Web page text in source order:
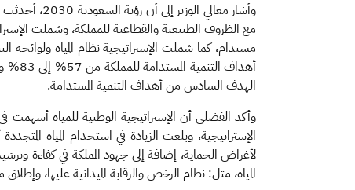
وأشار معالي
مع الظروف الطبيعية والقطاعية للمملكة، وشملت
مستدام، كما شملت الإستراتيجية نظام المياه ولوائحه
الهدف السادس من أهداف التنمية المستدامة.
الإستراتيجية، وبلغت الزيادة في استخدام المياه
لأغراض الحماية، إضافة إلى جهود المملكة في كفاءة
المياه، مثل: نظام الرخص والرقابة الميدانية عليها،